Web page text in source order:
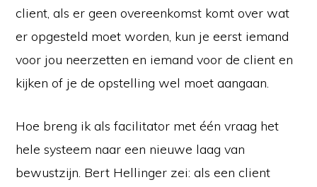
client, als er geen overeenkomst komt over wat
er opgesteld moet worden, kun je eerst iemand
voor jou neerzetten en iemand voor de client en
kijken of je de opstelling wel moet aangaan.
Hoe breng ik als facilitator met één vraag het
hele systeem naar een nieuwe laag van
bewustzijn. Bert Hellinger zei: als een client